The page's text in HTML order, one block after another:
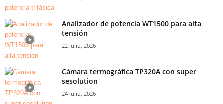
Analizador de potencia WT1500 para alta
tensión
22 julio, 2026
Cámara termográfica TP320A con super
sesolution
24 julio, 2026